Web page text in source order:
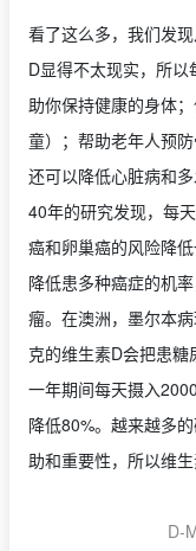
看了这么多，我们发
D显得不太现实，所
助你保持健康的身体
童）；帮助老年人预
还可以降低心脏病和
40年的研究发现，每
癌和卵巢癌的风险降
降低患多种癌症的机
瘤。在澳洲，墨尔本
克的维生素D会把患
一年期间每天摄入
降低80%。越来越多
助和重要性，所以维
D-